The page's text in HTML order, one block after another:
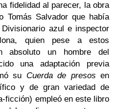
fidelidad al parecer, la obra
Tomás Salvador que había
azul e inspector
quien pese a estos
absoluto un hombre del
una adaptación previa
su Cuerda de presos en
y de gran variedad de
ficción) empleó en este libro